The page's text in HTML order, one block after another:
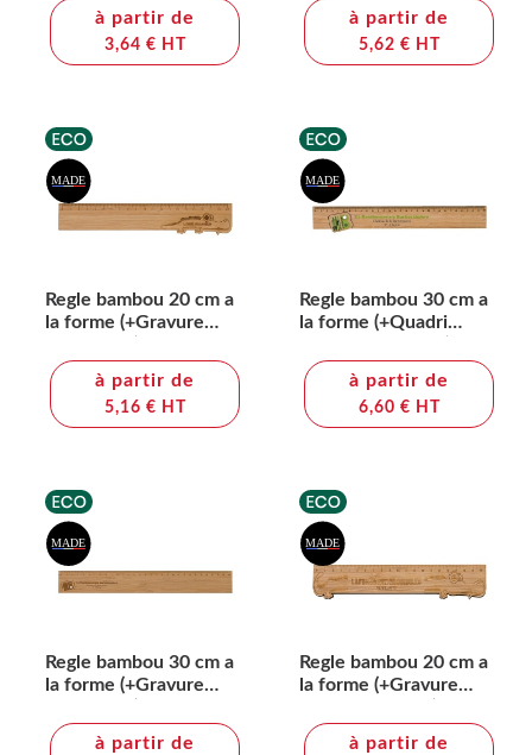
à partir de
3,64 € HT
à partir de
5,62 € HT
Regle bambou 20 cm a
la forme (+Gravure
à partir de
5,16 € HT
Regle bambou 30 cm a
la forme (+Quadri
à partir de
6,60 € HT
Regle bambou 30 cm a
la forme (+Gravure
à partir de
Regle bambou 20 cm a
la forme (+Gravure
à partir de